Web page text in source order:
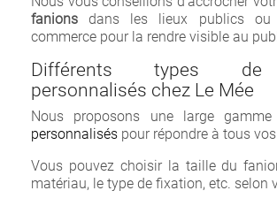
fanions
dans les lieux publics ou
commerce pour la rendre visible au
Différents types de
personnalisés chez Le Mée
Nous proposons une large gamme
personnalisés pour répondre à tous vos
Vous pouvez choisir la taille du
matériau, le type de fixation, etc. selon